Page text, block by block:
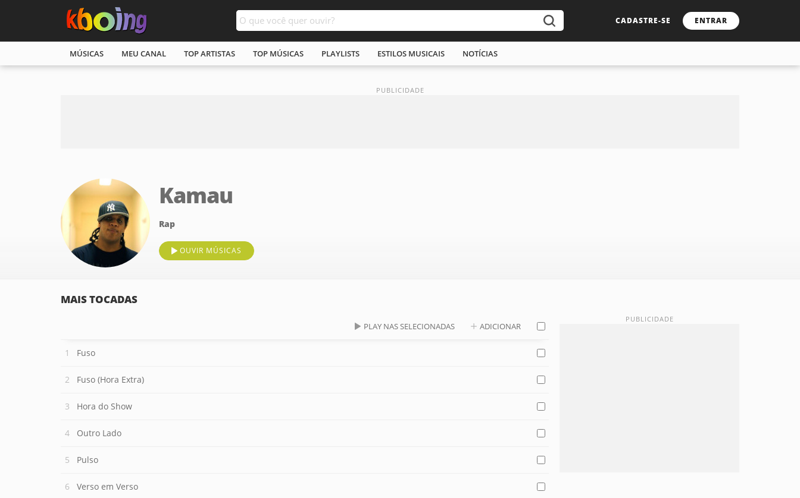
CADASTRE-SE ENTRAR
MÚSICAS MEU CANAL TOP ARTISTAS TOP MÚSICAS PLAYLISTS ESTILOS MUSICAIS NOTÍCIAS
Kamau
Rap
OUVIR MÚSICAS
MAIS TOCADAS
PLAY NAS SELECIONADAS ADICIONAR
Fuso
Fuso (Hora Extra)
Hora do Show
Outro Lado
Pulso
Verso em Verso